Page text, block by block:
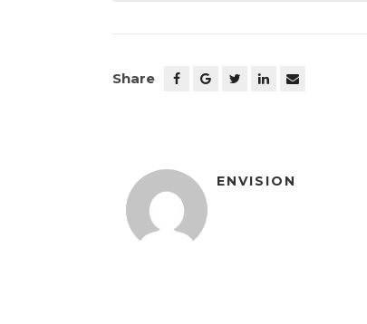
Share
ENVISION